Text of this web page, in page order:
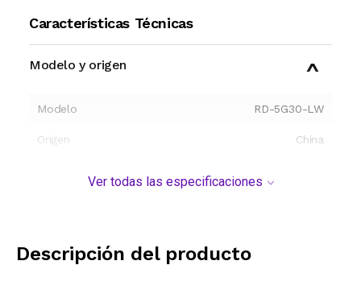
Características Técnicas
Modelo y origen
Modelo RD-5G30-LW
Origen China
Ver todas las especificaciones
Descripción del producto